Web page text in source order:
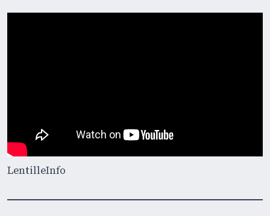
LentilleInfo